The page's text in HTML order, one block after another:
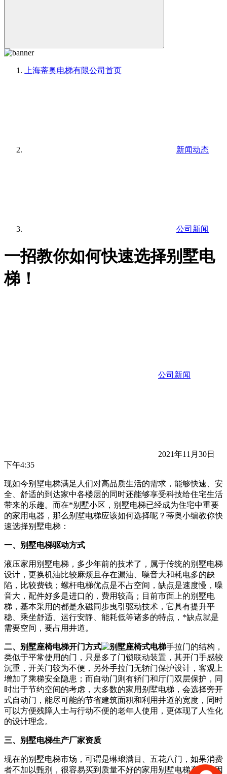
上海蒂奥电梯有限公司 首页
新闻动态
公司新闻
一招教你如何快速选择别墅电
梯！
公司新闻
2021年11月30日
下午4:35
现如今别墅电梯满足人们对高品质生活的需求，能够快速、安
全、舒适的到达家中各楼层的同时还能够享受科技给住宅生活
带来的乐趣。而在*别墅小区，别墅电梯已经成为住宅中重要
的家用电器，那么别墅电梯应该如何选择呢？蒂奥小编教你快
速选择别墅电梯：
一、别墅电梯驱动方式
液压家用别墅电梯，多少年前的技术了，属于传统的别墅电梯
设计，更换机油比较麻烦且存在漏油、噪音大和耗电多的缺
陷，比较费钱；螺杆电梯优点是不占空间，缺点是速度慢，噪
音大，配件好多是进口的，费用较高；目前市面上的别墅电
梯，基本采用的都是永磁同步曳引驱动技术，它具有提升平
稳、乘坐舒适、运行安静、能耗低等诸多的特点，*缺点就是
需要空间，要占用井道。
二、别墅座椅电梯开门方式
手拉门的结构，
类似于平常使用的门，只是多了门锁联动装置，其开门手感较
沉重，开关门较为不便，另外手拉门无轿门保护设计，客观上
增加了乘梯安全隐患；而自动门则有轿门和厅门双层保护，同
时出于节约空间的考虑，大多数的家用别墅电梯，会选择旁开
式自动门，能尽可能的节省建筑面积和利用井道的宽度，同时
可以方便残障人士与行动不便的老年人使用，更体现了人性化
的设计理念。
三、别墅电梯生产厂家资质
现在的别墅电梯市场，可谓是琳琅满目、五花八门，如果消费
者不加以甄别，很容易买到质量不好的家用别墅电梯产品，因